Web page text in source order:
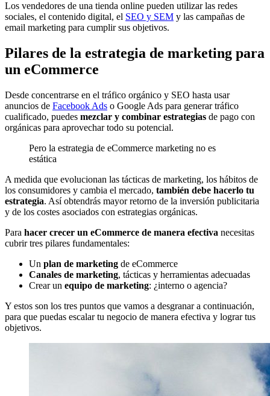
Los vendedores de una tienda online pueden utilizar las redes
sociales, el contenido digital, el SEO y SEM y las campañas de
email marketing para cumplir sus objetivos.
Pilares de la estrategia de marketing para
un eCommerce
Desde concentrarse en el tráfico orgánico y SEO hasta usar
anuncios de Facebook Ads o Google Ads para generar tráfico
cualificado, puedes mezclar y combinar estrategias de pago con
orgánicas para aprovechar todo su potencial.
Pero la estrategia de eCommerce marketing no es
estática
A medida que evolucionan las tácticas de marketing, los hábitos de
los consumidores y cambia el mercado, también debe hacerlo tu
estrategia. Así obtendrás mayor retorno de la inversión publicitaria
y de los costes asociados con estrategias orgánicas.
Para hacer crecer un eCommerce de manera efectiva necesitas
cubrir tres pilares fundamentales:
Un plan de marketing de eCommerce
Canales de marketing, tácticas y herramientas adecuadas
Crear un equipo de marketing: ¿interno o agencia?
Y estos son los tres puntos que vamos a desgranar a continuación,
para que puedas escalar tu negocio de manera efectiva y lograr tus
objetivos.